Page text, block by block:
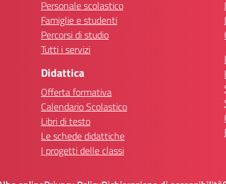
Personale scolastico
Famiglie e studenti
Percorsi di studio
Tutti i servizi
Didattica
Offerta formativa
Calendario Scolastico
Libri di testo
Le schede didattiche
I progetti delle classi